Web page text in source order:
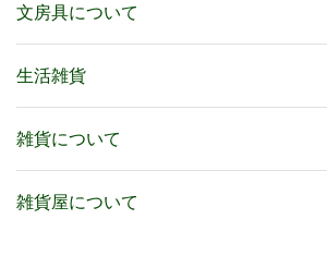
文房具について
生活雑貨
雑貨について
雑貨屋について